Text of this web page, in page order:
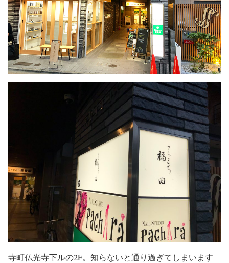
寺町仏光寺下ルの2F。知らないと通り過ぎてしまいます